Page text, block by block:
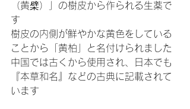
（黄檗）」の樹皮から作られる生薬で
す
樹皮の内側が鮮やかな黄色をしている
ことから「黄柏」と名付けられました
中国では古くから使用され、日本でも
『本草和名』などの古典に記載されて
います